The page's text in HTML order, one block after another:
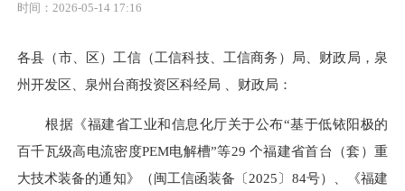
时间：2026-05-14 17:16
各县（市、区）工信（工信科技、工信商务）局、财政局，泉
州开发区、泉州台商投资区科经局 、财政局：
根据《福建省工业和信息化厅关于公布“基于低铱阳极的
百千瓦级高电流密度PEM电解槽”等29 个福建省首台（套）重
大技术装备的通知》（闽工信函装备〔2025〕84号）、《福建